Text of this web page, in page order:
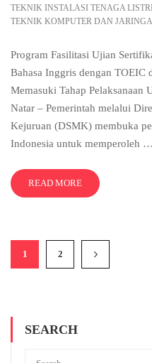
TEKNIK INSTALASI TENAGA
TEKNIK KOMPUTER DAN
Program Fasilitasi Ujian
Bahasa Inggris dengan TOEIC
Memasuki Tahap Pelaksanaan
Natar – Pemerintah melalui
Kejuruan (DSMK) membuka
Indonesia untuk memperoleh …
READ MORE
1 2
SEARCH